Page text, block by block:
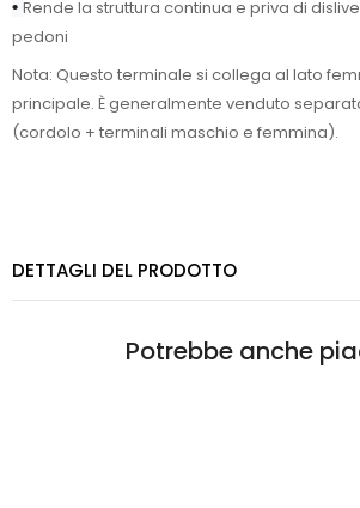
• Rende la struttura continua e priva di
pedoni
Nota: Questo terminale si collega al lato
principale. È generalmente venduto
(cordolo + terminali maschio e femmina).
DETTAGLI DEL PRODOTTO
Potrebbe anche